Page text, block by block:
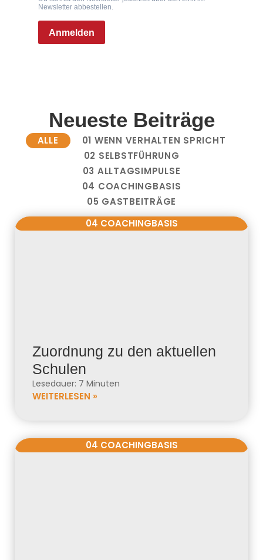
Neueste Beiträge
01 WENN VERHALTEN SPRICHT
02 SELBSTFÜHRUNG
03 ALLTAGSIMPULSE
04 COACHINGBASIS
05 GASTBEITRÄGE
ALLE
04 COACHINGBASIS
Zuordnung zu den aktuellen
Schulen
Lesedauer: 7 Minuten
WEITERLESEN »
04 COACHINGBASIS